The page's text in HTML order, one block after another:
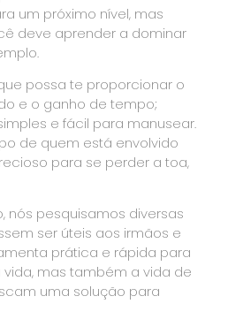
um próximo nível, mas
deve aprender a dominar
possa te proporcionar o
e o ganho de tempo;
e fácil para manusear.
de quem está envolvido
para se perder a toa,
nós pesquisamos diversas
ser úteis aos irmãos e
prática e rápida para
mas também a vida de
uma solução para